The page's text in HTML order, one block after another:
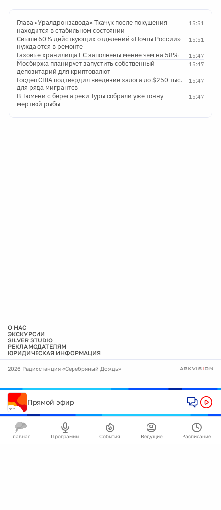
15:51
Глава «Уралдронзавода» Ткачук после покушения
находится в стабильном состоянии
15:51
Свыше 60% действующих отделений «Почты России»
нуждаются в ремонте
15:47
Газовые хранилища ЕС заполнены менее чем на 58%
15:47
Мосбиржа планирует запустить собственный
депозитарий для криптовалют
15:47
Госдеп США подтвердил введение залога до $250 тыс.
для ряда мигрантов
15:47
В Тюмени с берега реки Туры собрали уже тонну
мертвой рыбы
О НАС
ЭКСКУРСИИ
SILVER STUDIO
РЕКЛАМОДАТЕЛЯМ
ЮРИДИЧЕСКАЯ ИНФОРМАЦИЯ
2026 Радиостанция «Серебряный Дождь»
Прямой эфир
Главная Программы События Ведущие Расписание